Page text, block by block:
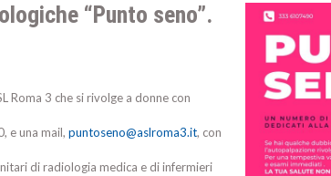
“Punto seno”.
Roma 3 che si rivolge a donne con
e una mail, puntoseno@aslroma3.it, con
di radiologia medica e di infermieri